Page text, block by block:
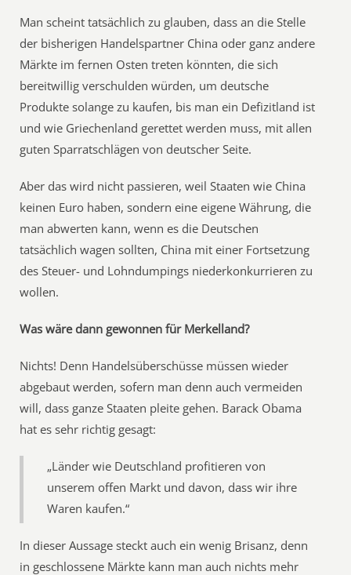
Man scheint tatsächlich zu glauben, dass an die Stelle
der bisherigen Handelspartner China oder ganz andere
Märkte im fernen Osten treten könnten, die sich
bereitwillig verschulden würden, um deutsche
Produkte solange zu kaufen, bis man ein Defizitland ist
und wie Griechenland gerettet werden muss, mit allen
guten Sparratschlägen von deutscher Seite.
Aber das wird nicht passieren, weil Staaten wie China
keinen Euro haben, sondern eine eigene Währung, die
man abwerten kann, wenn es die Deutschen
tatsächlich wagen sollten, China mit einer Fortsetzung
des Steuer- und Lohndumpings niederkonkurrieren zu
wollen.
Was wäre dann gewonnen für Merkelland?
Nichts! Denn Handelsüberschüsse müssen wieder
abgebaut werden, sofern man denn auch vermeiden
will, dass ganze Staaten pleite gehen. Barack Obama
hat es sehr richtig gesagt:
„Länder wie Deutschland profitieren von
unserem offen Markt und davon, dass wir ihre
Waren kaufen.“
In dieser Aussage steckt auch ein wenig Brisanz, denn
in geschlossene Märkte kann man auch nichts mehr